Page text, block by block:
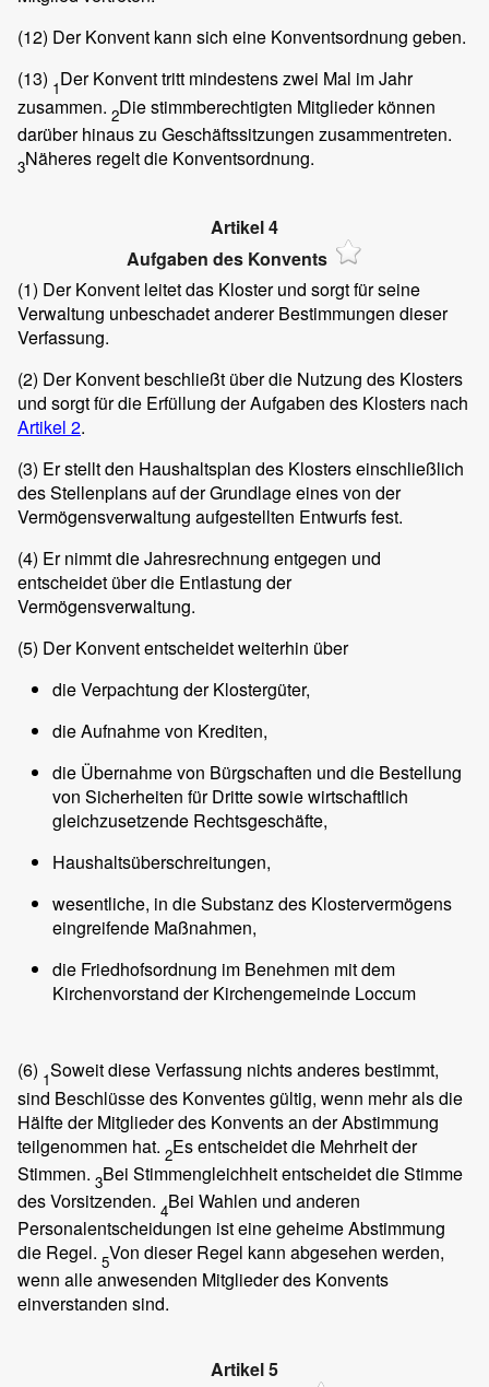
(12) Der Konvent kann sich eine Konventsordnung geben.
(13) 1Der Konvent tritt mindestens zwei Mal im Jahr
zusammen. 2Die stimmberechtigten Mitglieder können
darüber hinaus zu Geschäftssitzungen zusammentreten.
3Näheres regelt die Konventsordnung.
Artikel 4
Aufgaben des Konvents
(1) Der Konvent leitet das Kloster und sorgt für seine
Verwaltung unbeschadet anderer Bestimmungen dieser
Verfassung.
(2) Der Konvent beschließt über die Nutzung des Klosters
und sorgt für die Erfüllung der Aufgaben des Klosters nach
Artikel 2.
(3) Er stellt den Haushaltsplan des Klosters einschließlich
des Stellenplans auf der Grundlage eines von der
Vermögensverwaltung aufgestellten Entwurfs fest.
(4) Er nimmt die Jahresrechnung entgegen und
entscheidet über die Entlastung der
Vermögensverwaltung.
(5) Der Konvent entscheidet weiterhin über
die Verpachtung der Klostergüter,
die Aufnahme von Krediten,
die Übernahme von Bürgschaften und die Bestellung
von Sicherheiten für Dritte sowie wirtschaftlich
gleichzusetzende Rechtsgeschäfte,
Haushaltsüberschreitungen,
wesentliche, in die Substanz des Klostervermögens
eingreifende Maßnahmen,
die Friedhofsordnung im Benehmen mit dem
Kirchenvorstand der Kirchengemeinde Loccum
(6) 1Soweit diese Verfassung nichts anderes bestimmt,
sind Beschlüsse des Konventes gültig, wenn mehr als die
Hälfte der Mitglieder des Konvents an der Abstimmung
teilgenommen hat. 2Es entscheidet die Mehrheit der
Stimmen. 3Bei Stimmengleichheit entscheidet die Stimme
des Vorsitzenden. 4Bei Wahlen und anderen
Personalentscheidungen ist eine geheime Abstimmung
die Regel. 5Von dieser Regel kann abgesehen werden,
wenn alle anwesenden Mitglieder des Konvents
einverstanden sind.
Artikel 5